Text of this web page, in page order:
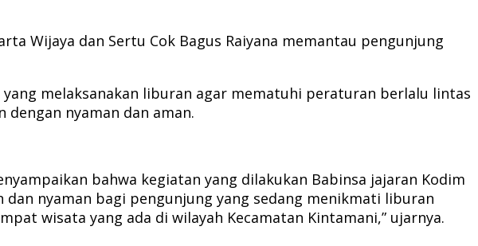
Wijaya dan Sertu Cok Bagus Raiyana memantau pengunjung
melaksanakan liburan agar mematuhi peraturan berlalu lintas
nyaman dan aman.
bahwa kegiatan yang dilakukan Babinsa jajaran Kodim
nyaman bagi pengunjung yang sedang menikmati liburan
wisata yang ada di wilayah Kecamatan Kintamani,” ujarnya.